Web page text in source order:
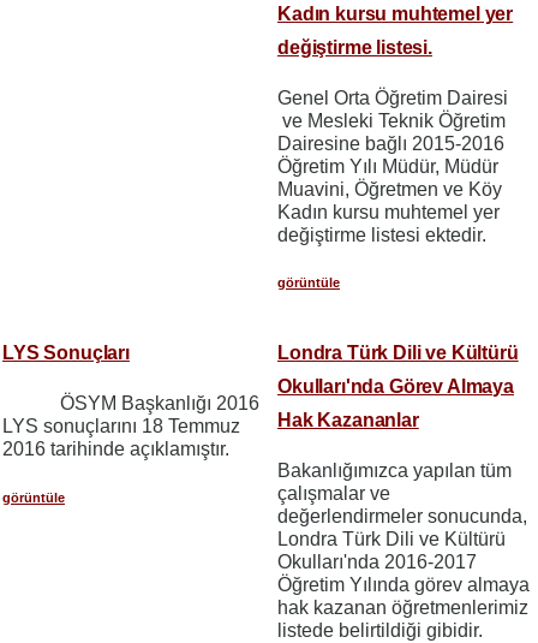
Kadın kursu muhtemel yer
değiştirme listesi.
Genel Orta Öğretim Dairesi
ve Mesleki Teknik Öğretim
Dairesine bağlı 2015-2016
Öğretim Yılı Müdür, Müdür
Muavini, Öğretmen ve Köy
Kadın kursu muhtemel yer
değiştirme listesi ektedir.
görüntüle
LYS Sonuçları
ÖSYM Başkanlığı 2016
LYS sonuçlarını 18 Temmuz
2016 tarihinde açıklamıştır.
görüntüle
Londra Türk Dili ve Kültürü
Okulları'nda Görev Almaya
Hak Kazananlar
Bakanlığımızca yapılan tüm
çalışmalar ve
değerlendirmeler sonucunda,
Londra Türk Dili ve Kültürü
Okulları'nda 2016-2017
Öğretim Yılında görev almaya
hak kazanan öğretmenlerimiz
listede belirtildiği gibidir.